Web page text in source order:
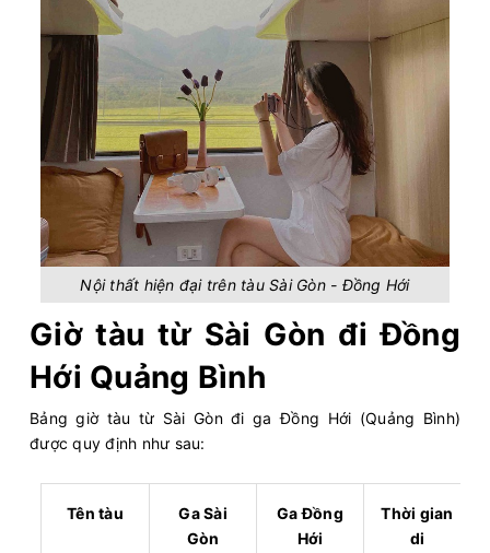
Nội thất hiện đại trên tàu Sài Gòn - Đồng Hới
Giờ tàu từ Sài Gòn đi Đồng
Hới Quảng Bình
Bảng giờ tàu từ Sài Gòn đi ga Đồng Hới (Quảng Bình)
được quy định như sau:
Tên tàu
Ga Sài
Gòn
Ga Đồng
Hới
Thời gian
di